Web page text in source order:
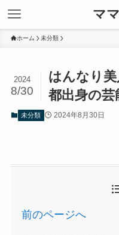
マ
ホーム 未分類
はんなり
都出身の芸
2024
8/30
未分類 2024年8月30日
前のページへ